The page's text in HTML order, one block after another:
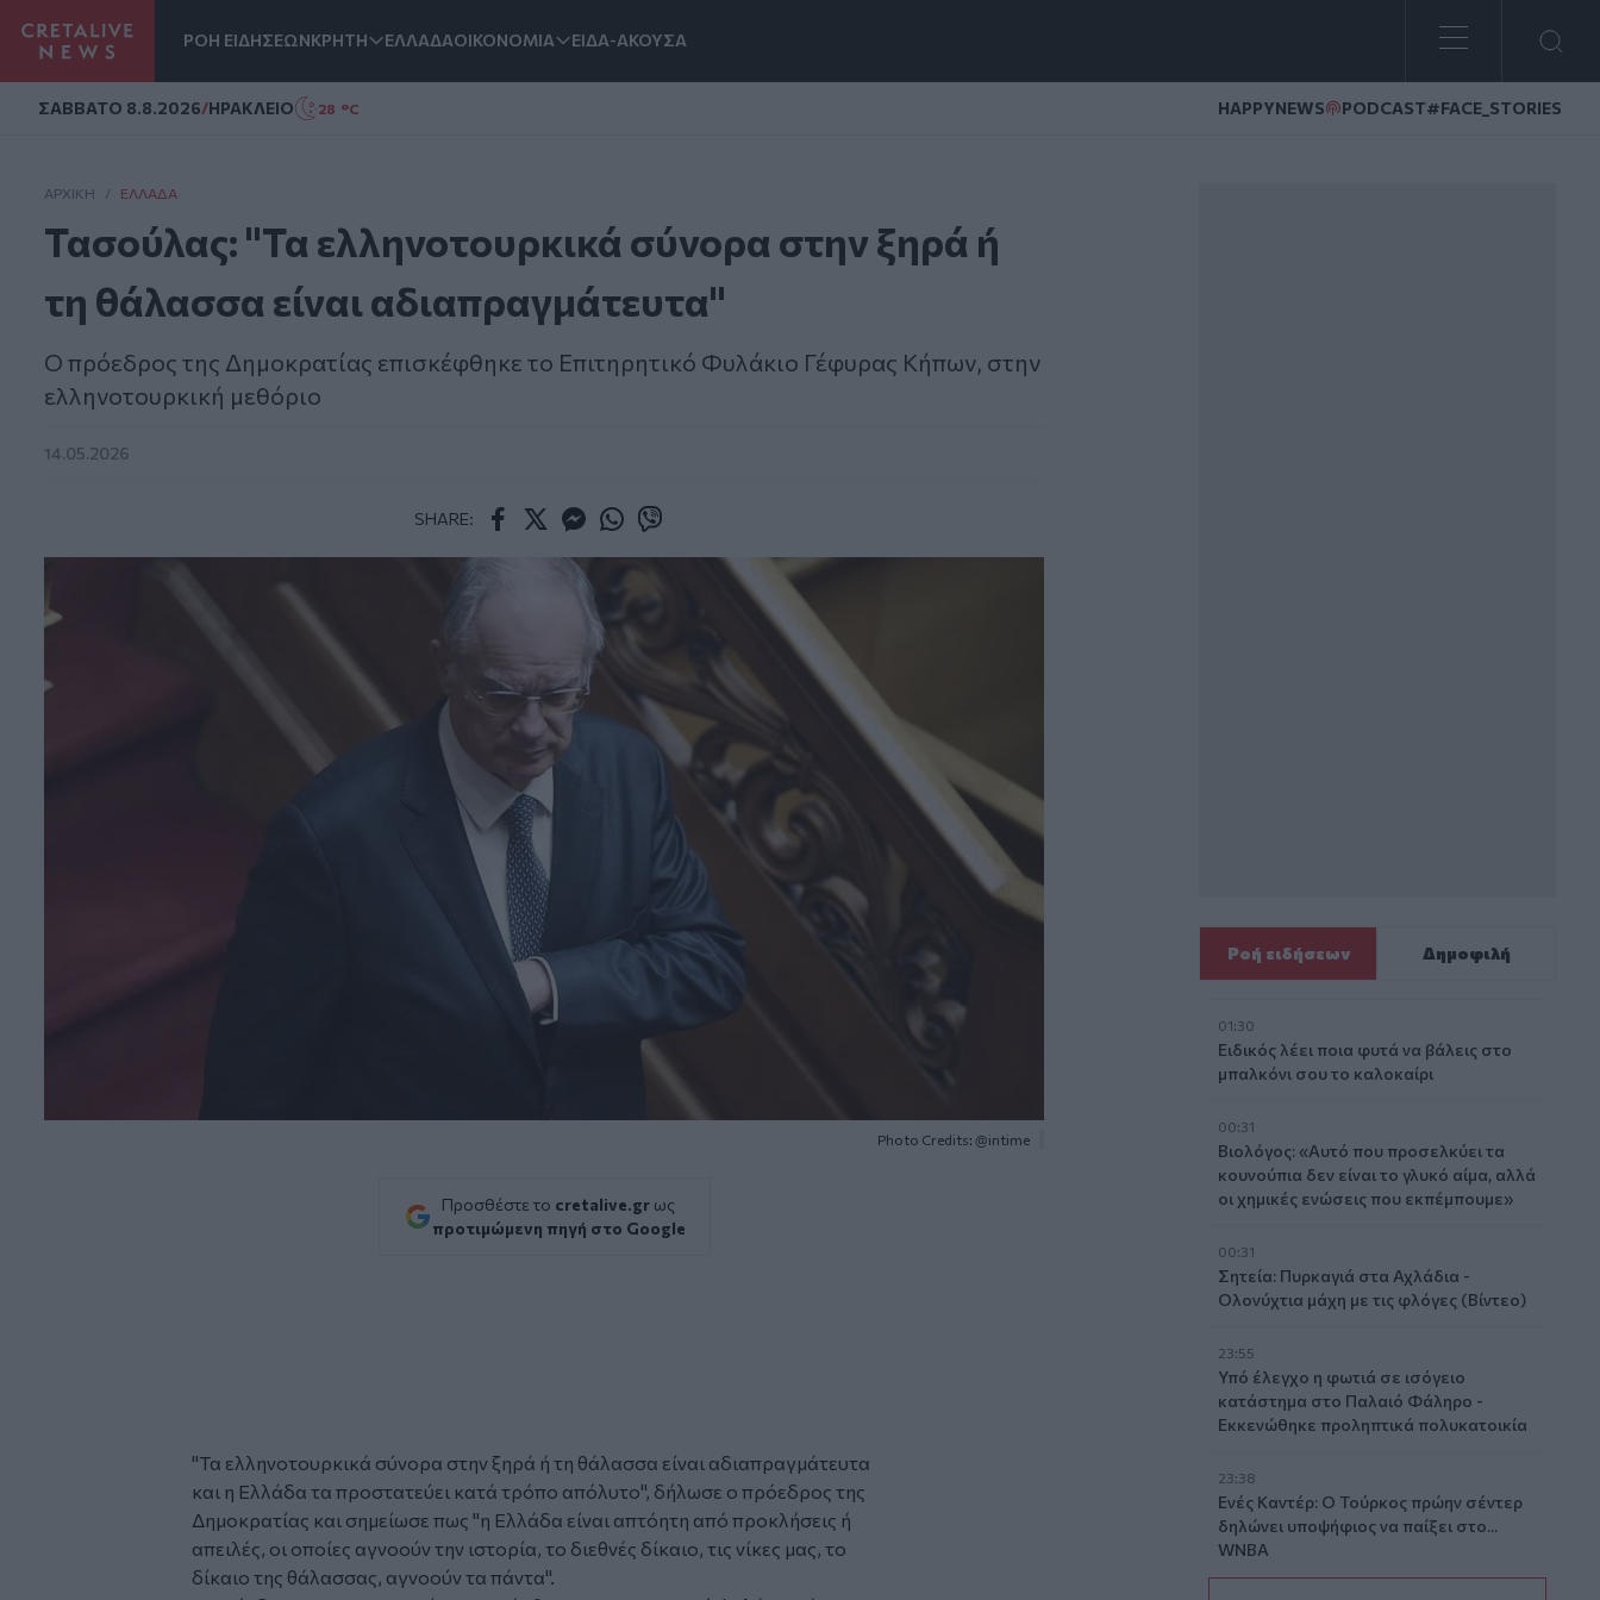
ΡΟΗ ΕΙΔΗΣΕΩΝΚΡΗΤΗ ΕΛΛΑΔΑΟΙΚΟΝΟΜΙΑ ΕΙΔΑ-ΑΚΟΥΣΑ
ΣAΒΒΑΤΟ 8.8.2026/ΗΡΑΚΛΕΙΟ 28 °C HAPPYNEWS PODCAST#FACE_STORIES
ΑΡΧΙΚΗ / ΕΛΛΆΔΑ
Τασούλας: "Τα ελληνοτουρκικά σύνορα στην ξηρά ή
τη θάλασσα είναι αδιαπραγμάτευτα"
Ο πρόεδρος της Δημοκρατίας επισκέφθηκε το Επιτηρητικό Φυλάκιο Γέφυρας Κήπων, στην
ελληνοτουρκική μεθόριο
14.05.2026
SHARE:
Photo Credits: @intime
Προσθέστε το cretalive.gr ως
προτιμώμενη πηγή στο Google
"Τα ελληνοτουρκικά σύνορα στην ξηρά ή τη θάλασσα είναι αδιαπραγμάτευτα
και η Ελλάδα τα προστατεύει κατά τρόπο απόλυτο", δήλωσε ο πρόεδρος της
Δημοκρατίας και σημείωσε πως "η Ελλάδα είναι απτόητη από προκλήσεις ή
απειλές, οι οποίες αγνοούν την ιστορία, το διεθνές δίκαιο, τις νίκες μας, το
δίκαιο της θάλασσας, αγνοούν τα πάντα".
Ροή ειδήσεων Δημοφιλή
01:30
Ειδικός λέει ποια φυτά να βάλεις στο
μπαλκόνι σου το καλοκαίρι
00:31
Βιολόγος: «Αυτό που προσελκύει τα
κουνούπια δεν είναι το γλυκό αίμα, αλλά
οι χημικές ενώσεις που εκπέμπουμε»
00:31
Σητεία: Πυρκαγιά στα Αχλάδια -
Ολονύχτια μάχη με τις φλόγες (Βίντεο)
23:55
Υπό έλεγχο η φωτιά σε ισόγειο
κατάστημα στο Παλαιό Φάληρο -
Εκκενώθηκε προληπτικά πολυκατοικία
23:38
Ενές Καντέρ: Ο Τούρκος πρώην σέντερ
δηλώνει υποψήφιος να παίξει στο...
WNBA